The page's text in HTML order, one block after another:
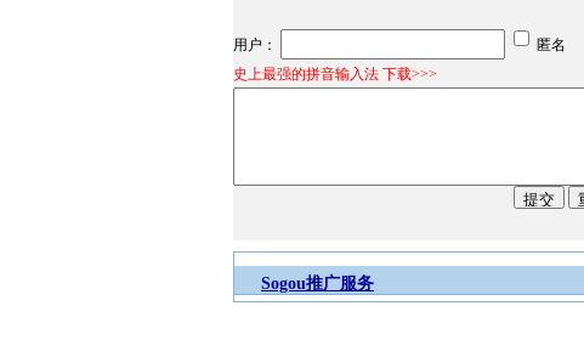
用户：
匿名
史上最强的拼音输入法 下载>>>
Sogou推广服务